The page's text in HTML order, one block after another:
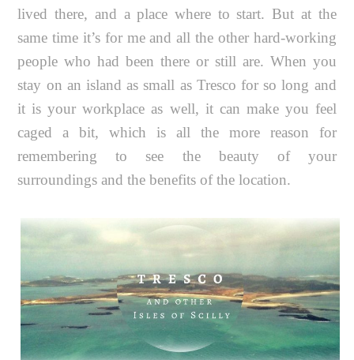
lived there, and a place where to start. But at the
same time it’s for me and all the other hard-working
people who had been there or still are. When you
stay on an island as small as Tresco for so long and
it is your workplace as well, it can make you feel
caged a bit, which is all the more reason for
remembering to see the beauty of your
surroundings and the benefits of the location.